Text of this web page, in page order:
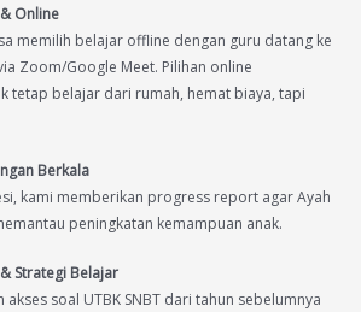
Online
memilih belajar offline dengan guru datang ke
Zoom/Google Meet. Pilihan online
tetap belajar dari rumah, hemat biaya, tapi
Berkala
kami memberikan progress report agar Ayah
peningkatan kemampuan anak.
Strategi Belajar
akses soal UTBK SNBT dari tahun sebelumnya